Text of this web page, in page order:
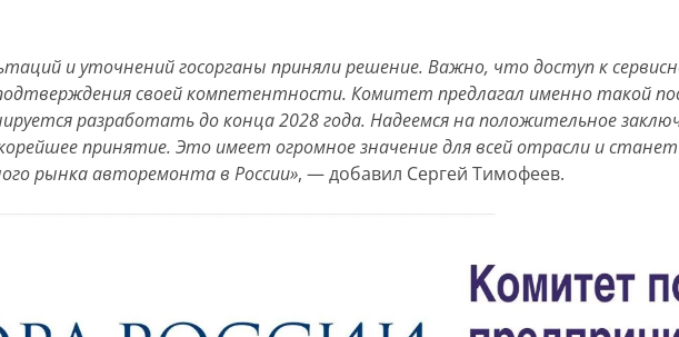
и уточнений госорганы приняли решение. Важно, что доступ к
своей компетентности. Комитет предлагал именно такой
разработать до конца 2028 года. Надеемся на положительное
принятие. Это имеет огромное значение для всей отрасли и
рынка авторемонта в России», — добавил Сергей Тимофеев.